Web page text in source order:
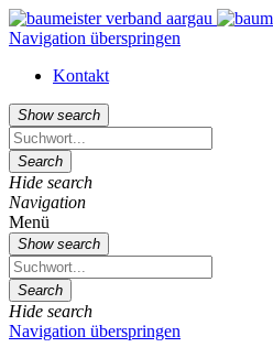
Navigation überspringen
Kontakt
Show search
Search
Hide search
Navigation
Menü
Show search
Search
Hide search
Navigation überspringen